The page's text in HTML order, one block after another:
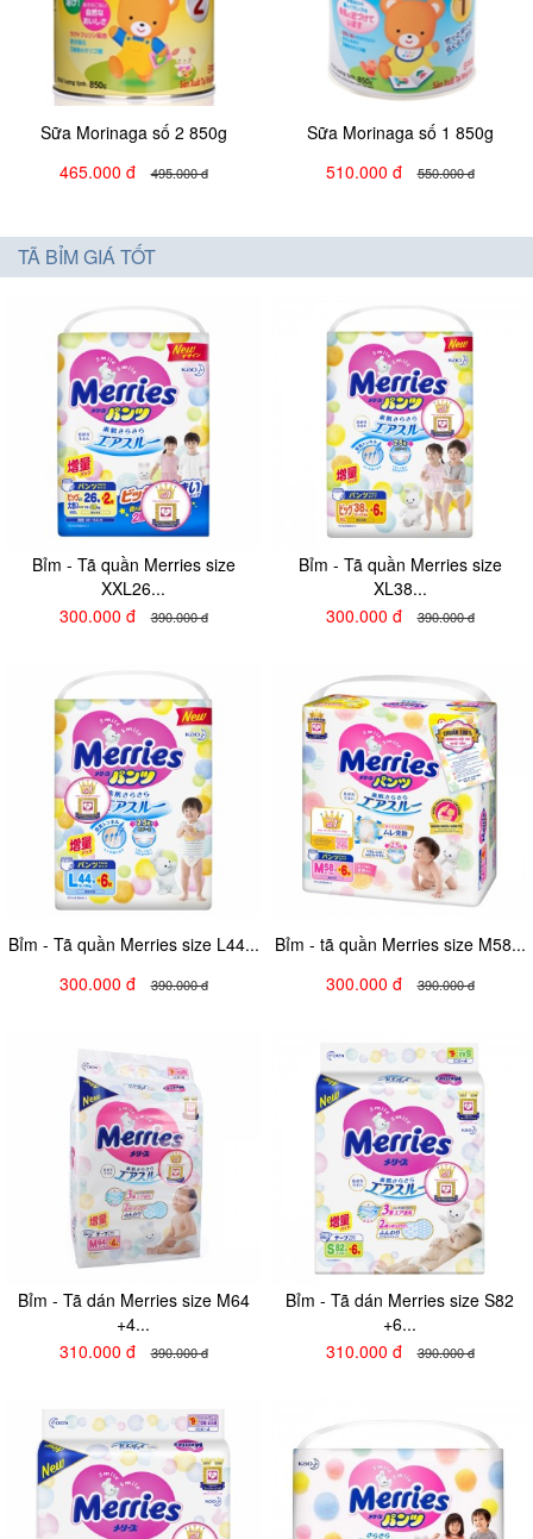
Sữa Morinaga số 2 850g
465.000 đ
495.000 đ
Sữa Morinaga số 1 850g
510.000 đ
550.000 đ
TÃ BỈM GIÁ TỐT
Bỉm - Tã quần Merries size
XXL26...
300.000 đ
390.000 đ
Bỉm - Tã quần Merries size
XL38...
300.000 đ
390.000 đ
Bỉm - Tã quần Merries size L44...
300.000 đ
390.000 đ
Bỉm - tã quần Merries size M58...
300.000 đ
390.000 đ
Bỉm - Tã dán Merries size M64
+4...
310.000 đ
390.000 đ
Bỉm - Tã dán Merries size S82
+6...
310.000 đ
390.000 đ